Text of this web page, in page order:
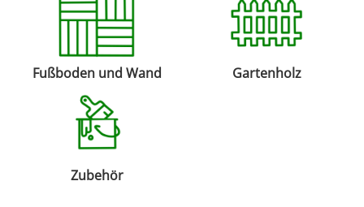
Fußboden und Wand Gartenholz
Zubehör